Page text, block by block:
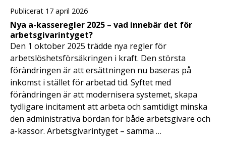
Publicerat 17 april 2026
Nya a-kasseregler 2025 – vad innebär det för
arbetsgivarintyget?
Den 1 oktober 2025 trädde nya regler för
arbetslöshetsförsäkringen i kraft. Den största
förändringen är att ersättningen nu baseras på
inkomst i stället för arbetad tid. Syftet med
förändringen är att modernisera systemet, skapa
tydligare incitament att arbeta och samtidigt minska
den administrativa bördan för både arbetsgivare och
a-kassor. Arbetsgivarintyget – samma …